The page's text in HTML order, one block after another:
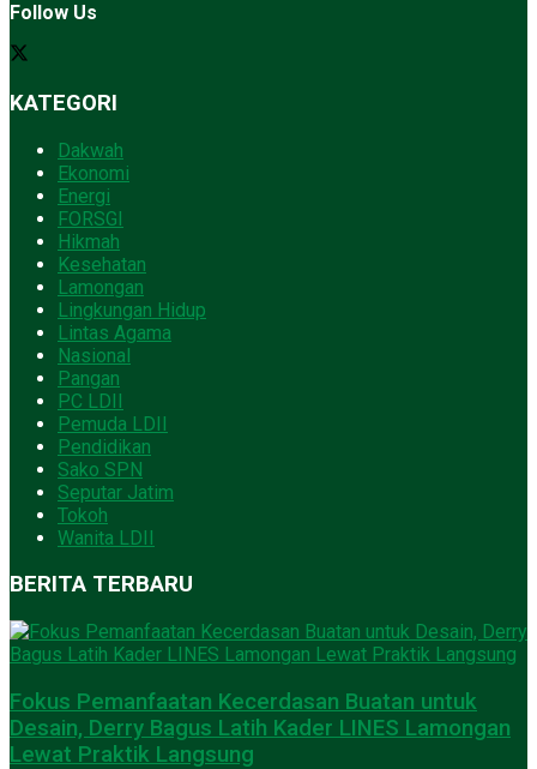
Follow Us
KATEGORI
Dakwah
Ekonomi
Energi
FORSGI
Hikmah
Kesehatan
Lamongan
Lingkungan Hidup
Lintas Agama
Nasional
Pangan
PC LDII
Pemuda LDII
Pendidikan
Sako SPN
Seputar Jatim
Tokoh
Wanita LDII
BERITA TERBARU
Fokus Pemanfaatan Kecerdasan Buatan untuk
Desain, Derry Bagus Latih Kader LINES Lamongan
Lewat Praktik Langsung